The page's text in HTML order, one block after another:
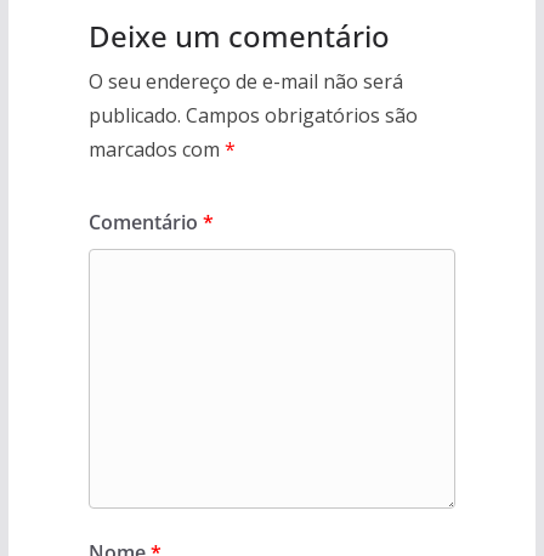
Deixe um comentário
O seu endereço de e-mail não será
publicado. Campos obrigatórios são
marcados com *
Comentário *